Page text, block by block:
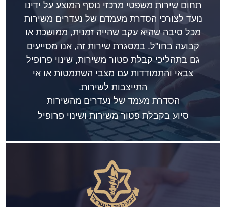
תחום שירות משפטי מרכזי נוסף המוצע על ידינו
נועד לצורכי הסדרת מעמדם של נעדרים משירות
מכל סיבה שהיא עקב שהייה זמנית, ממושכת או
קבועה בחו"ל. במסגרת שירות זה, אנו מסייעים
גם בתהליכי קבלת פטור משירות, שינוי פרופיל
צבאי והתמודדות עם מצבי השתמטות או אי
התייצבות לשירות.
הסדרת מעמד של נעדרים מהשירות
סיוע בקבלת פטור משירות ושינוי פרופיל